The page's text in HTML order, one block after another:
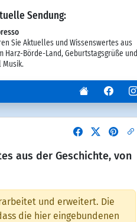
Sendung:
Sie Aktuelles und Wissenswertes aus
Harz-Börde-Land, Geburtstagsgrüße und
Musik.
aus der Geschichte, von
und erweitert. Die
die hier eingebundenen